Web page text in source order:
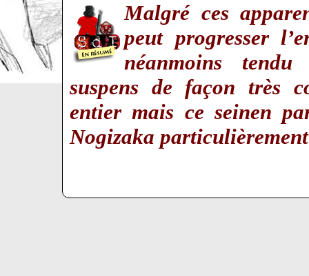
Malgré ces
peut progresser
néanmoins
suspens de façon très
entier mais ce seinen
Nogizaka